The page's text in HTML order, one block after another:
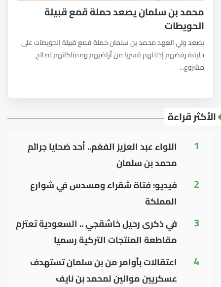
محمد بن سلمان يصعد حملة قمع قبيلة
الحويطات
يصعد ولي العهد محمد بن سلمان حملة قمع قبيلة الحويطات على
خليفة رفضهم إخلائهم قسريا من أراضيهم وممتلكاتهم لصالح
مشروع...
الأكثر قراءة
1
اللواء عبد العزيز الفغم.. أحد ضحايا جرائم
محمد بن سلمان
2
فيديو: فتاة شقراء ومسدس في شوارع
المملكة
3
في ذكرى رحيل خاشقجي .. السعودية تعتزم
مقاطعة المنتجات التركية رسميا
4
اعتقالات بأوامر من بن سلمان تستهدف
عسكريين موالين لمحمد بن نايف